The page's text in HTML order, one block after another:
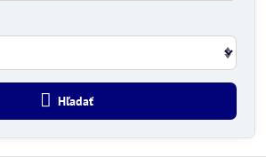
Hľadať